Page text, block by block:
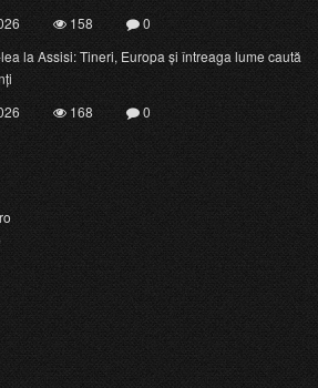
158
0
la Assisi: Tineri, Europa și întreaga lume caută
168 0